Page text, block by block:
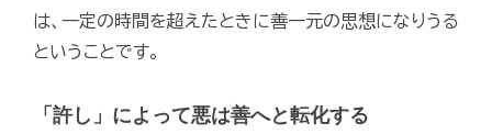
は、一定の時間を超えたときに善一元の思想になりうる
ということです。
「許し」によって悪は善へと転化する